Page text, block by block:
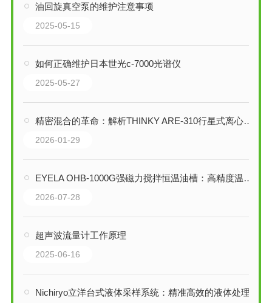
油回旋真空泵的维护注意事项
2025-05-15
如何正确维护日本世光c-7000光谱仪
2025-05-27
精密混合的革命：解析THINKY ARE-310行星式离心搅拌机的技术内核
2026-01-29
EYELA OHB-1000G强磁力搅拌恒温油槽：高精度温控与强力搅拌的集成平台
2026-07-28
超声波流量计工作原理
2025-06-16
Nichiryo立洋台式液体采样系统：精准高效的液体处理解决方案